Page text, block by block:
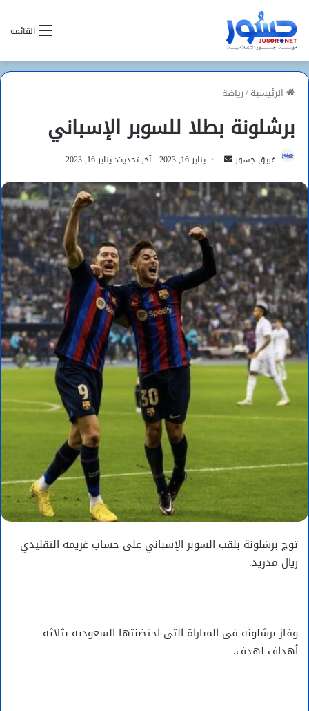
القائمة
الرئيسية/رياضة
برشلونة بطلا للسوبر الإسباني
فريق جسور
أرسل
إلكترونيا
يناير 16, 2023 آخر تحديث: يناير 16, 2023
توج برشلونة بلقب السوبر الإسباني على حساب غريمه التقليدي
ريال مدريد.
وفاز برشلونة في المباراة التي احتضنتها السعودية بثلاثة
أهداف لهدف.